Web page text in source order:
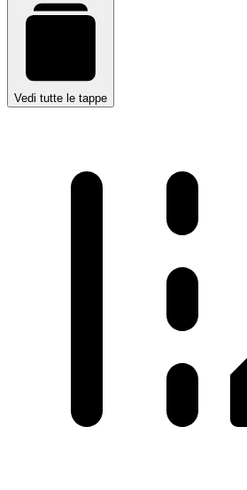
Vedi tutte le tappe